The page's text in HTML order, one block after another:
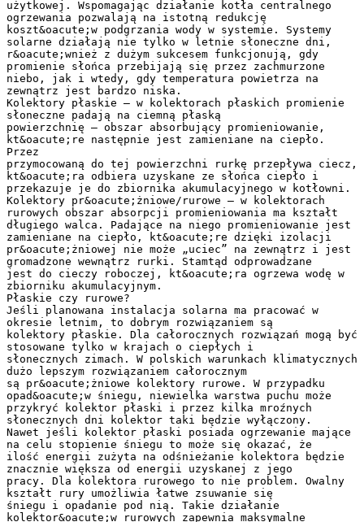
użytkowej. Wspomagając działanie kotła centralnego
ogrzewania pozwalają na istotną redukcję
koszt&oacute;w podgrzania wody w systemie. Systemy
solarne działają nie tylko w letnie słoneczne dni,
r&oacute;wnież z dużym sukcesem funkcjonują, gdy
promienie słońca przebijają się przez zachmurzone
niebo, jak i wtedy, gdy temperatura powietrza na
zewnątrz jest bardzo niska.
Kolektory płaskie – w kolektorach płaskich promienie
słoneczne padają na ciemną płaską
powierzchnię – obszar absorbujący promieniowanie,
kt&oacute;re następnie jest zamieniane na ciepło.
Przez
przymocowaną do tej powierzchni rurkę przepływa ciecz,
kt&oacute;ra odbiera uzyskane ze słońca ciepło i
przekazuje je do zbiornika akumulacyjnego w kotłowni.
Kolektory pr&oacute;żniowe/rurowe – w kolektorach
rurowych obszar absorpcji promieniowania ma kształt
długiego walca. Padające na niego promieniowanie jest
zamieniane na ciepło, kt&oacute;re dzięki izolacji
pr&oacute;żniowej nie może „uciec” na zewnątrz i jest
gromadzone wewnątrz rurki. Stamtąd odprowadzane
jest do cieczy roboczej, kt&oacute;ra ogrzewa wodę w
zbiorniku akumulacyjnym.
Płaskie czy rurowe?
Jeśli planowana instalacja solarna ma pracować w
okresie letnim, to dobrym rozwiązaniem są
kolektory płaskie. Dla całorocznych rozwiązań mogą być
stosowane tylko w krajach o ciepłych i
słonecznych zimach. W polskich warunkach klimatycznych
dużo lepszym rozwiązaniem całorocznym
są pr&oacute;żniowe kolektory rurowe. W przypadku
opad&oacute;w śniegu, niewielka warstwa puchu może
przykryć kolektor płaski i przez kilka mroźnych
słonecznych dni kolektor taki będzie wyłączony.
Nawet jeśli kolektor płaski posiada ogrzewanie mające
na celu stopienie śniegu to może się okazać, że
ilość energii zużyta na odśnieżanie kolektora będzie
znacznie większa od energii uzyskanej z jego
pracy. Dla kolektora rurowego to nie problem. Owalny
kształt rury umożliwia łatwe zsuwanie się
śniegu i opadanie pod nią. Takie działanie
kolektor&oacute;w rurowych zapewnia maksymalne